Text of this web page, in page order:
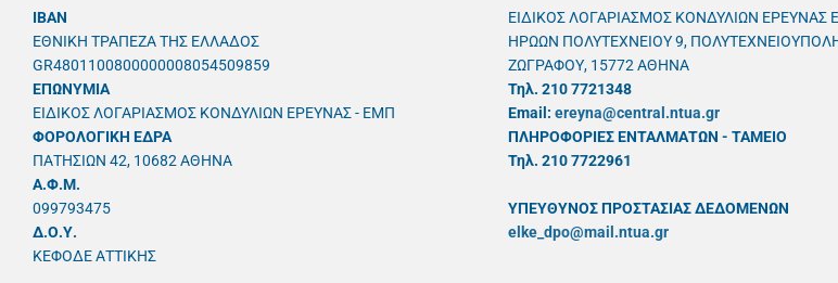
IBAN
ΕΘΝΙΚΗ ΤΡΑΠΕΖΑ ΤΗΣ ΕΛΛΑΔΟΣ
GR4801100800000008054509859
ΕΠΩΝΥΜΙΑ
ΕΙΔΙΚΟΣ ΛΟΓΑΡΙΑΣΜΟΣ ΚΟΝΔΥΛΙΩΝ ΕΡΕΥΝΑΣ - ΕΜΠ
ΦΟΡΟΛΟΓΙΚΗ ΕΔΡΑ
ΠΑΤΗΣΙΩΝ 42, 10682 ΑΘΗΝΑ
A.Φ.Μ.
099793475
Δ.Ο.Υ.
ΚΕΦΟΔΕ ΑΤΤΙΚΗΣ
ΕΙΔΙΚΟΣ ΛΟΓΑΡΙΑΣΜΟΣ ΚΟΝΔΥΛΙΩΝ ΕΡΕΥΝΑΣ
ΗΡΩΩΝ ΠΟΛΥΤΕΧΝΕΙΟΥ 9,
ΖΩΓΡΑΦΟΥ, 15772 ΑΘΗΝΑ
Τηλ. 210 7721348
Email: ereyna@central.ntua.gr
ΠΛΗΡΟΦΟΡΙΕΣ ΕΝΤΑΛΜΑΤΩΝ - ΤΑΜΕΙΟ
Τηλ. 210 7722961
ΥΠΕΥΘYΝΟΣ ΠΡΟΣΤΑΣΙΑΣ ΔΕΔΟΜΕΝΩΝ
elke_dpo@mail.ntua.gr